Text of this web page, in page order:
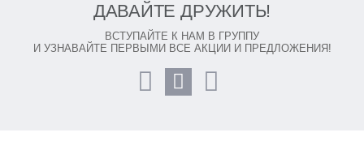
ДАВАЙТЕ ДРУЖИТЬ!
ВСТУПАЙТЕ К НАМ В ГРУППУ
И УЗНАВАЙТЕ ПЕРВЫМИ ВСЕ АКЦИИ И ПРЕДЛОЖЕНИЯ!